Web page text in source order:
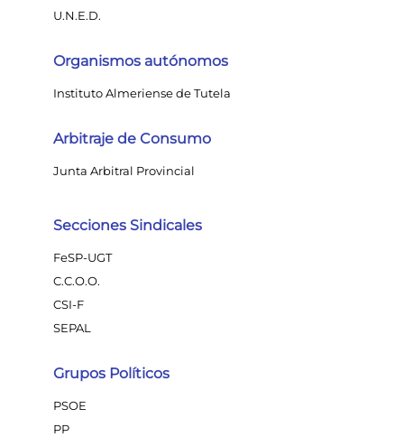
U.N.E.D.
Organismos autónomos
Instituto Almeriense de Tutela
Arbitraje de Consumo
Junta Arbitral Provincial
Secciones Sindicales
FeSP-UGT
C.C.O.O.
CSI-F
SEPAL
Grupos Políticos
PSOE
PP